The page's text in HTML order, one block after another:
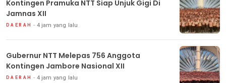
Kontingen Pramuka NTT Siap Unjuk Gigi Di
Jamnas XII
DAERAH 4 jam yang lalu
Gubernur NTT Melepas 756 Anggota
Kontingen Jambore Nasional XII
DAERAH 4 jam yang lalu